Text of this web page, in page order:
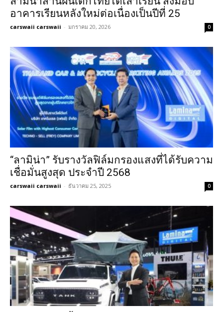
อาคารเรียนหลังใหม่ต่อเนื่องเป็นปีที่ 25
carswaii carswaii - มกราคม 20, 2026 0
“ลามิน่า” รับรางวัลฟิล์มกรองแสงที่ได้รับความ
เชื่อมั่นสูงสุด ประจำปี 2568
carswaii carswaii - ธันวาคม 25, 2025 0